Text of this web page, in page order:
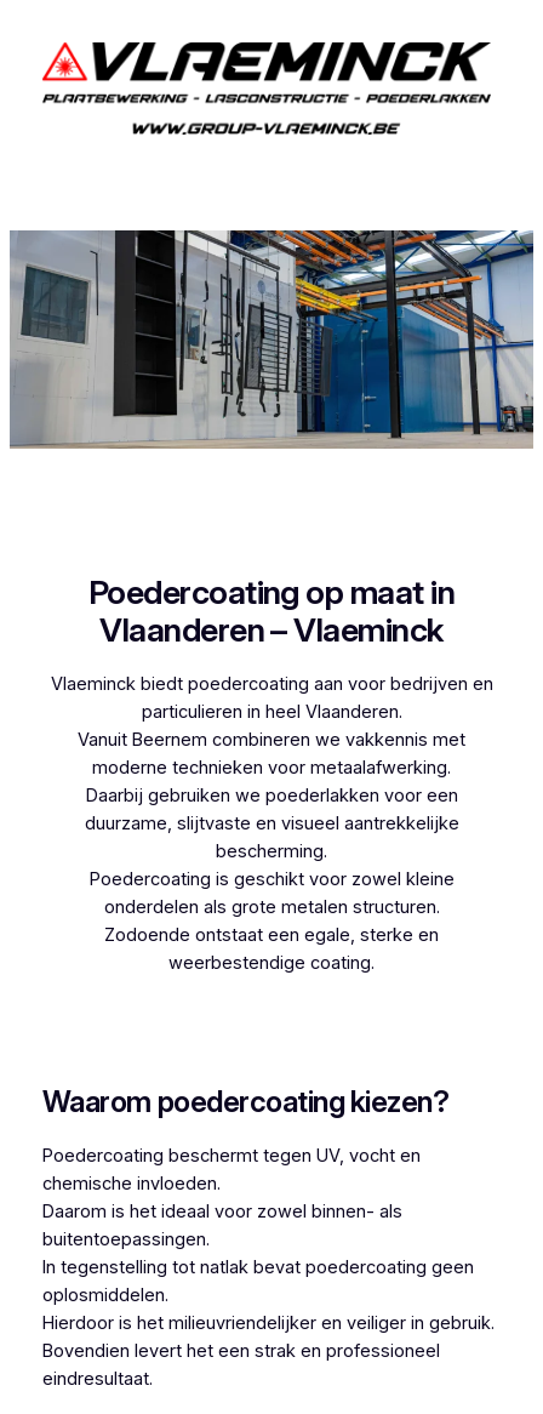
Poedercoating op maat in
Vlaanderen – Vlaeminck
Vlaeminck biedt poedercoating aan voor bedrijven en
particulieren in heel Vlaanderen.
Vanuit Beernem combineren we vakkennis met
moderne technieken voor metaalafwerking.
Daarbij gebruiken we poederlakken voor een
duurzame, slijtvaste en visueel aantrekkelijke
bescherming.
Poedercoating is geschikt voor zowel kleine
onderdelen als grote metalen structuren.
Zodoende ontstaat een egale, sterke en
weerbestendige coating.
Waarom poedercoating kiezen?
Poedercoating beschermt tegen UV, vocht en
chemische invloeden.
Daarom is het ideaal voor zowel binnen- als
buitentoepassingen.
In tegenstelling tot natlak bevat poedercoating geen
oplosmiddelen.
Hierdoor is het milieuvriendelijker en veiliger in gebruik.
Bovendien levert het een strak en professioneel
eindresultaat.